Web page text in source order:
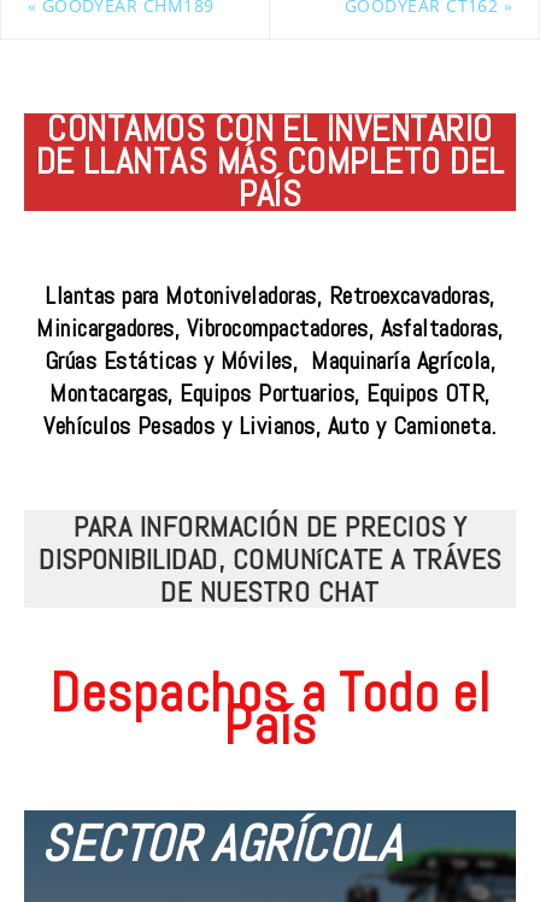
« GOODYEAR CHM189 GOODYEAR CT162 »
CONTAMOS CON EL INVENTARIO
DE LLANTAS MÁS COMPLETO DEL
PAÍS
Llantas para Motoniveladoras, Retroexcavadoras,
Minicargadores, Vibrocompactadores, Asfaltadoras,
Grúas Estáticas y Móviles, Maquinaría Agrícola,
Montacargas, Equipos Portuarios, Equipos OTR,
Vehículos Pesados y Livianos, Auto y Camioneta.
PARA INFORMACIÓN DE PRECIOS Y
DISPONIBILIDAD, COMUNíCATE A TRÁVES
DE NUESTRO CHAT
Despachos a Todo el
País
SECTOR AGRÍCOLA